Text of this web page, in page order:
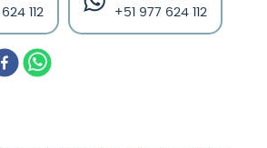
112 +51 977 624 112